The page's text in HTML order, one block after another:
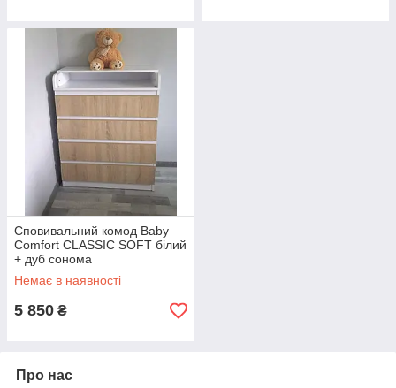
Сповивальний комод Baby
Comfort CLASSIC SOFT білий
+ дуб сонома
Немає в наявності
5 850 ₴
Про нас